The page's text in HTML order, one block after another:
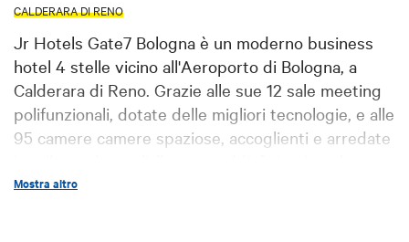
CALDERARA DI RENO
Jr Hotels Gate7 Bologna è un moderno business
hotel 4 stelle vicino all'Aeroporto di Bologna, a
Calderara di Reno. Grazie alle sue 12 sale meeting
polifunzionali, dotate delle migliori tecnologie, e alle
95 camere camere spaziose, accoglienti e arredate
attese del cliente rendendo esclusivo e
Mostra altro